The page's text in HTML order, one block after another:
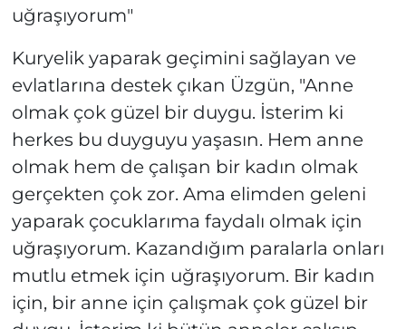
uğraşıyorum"
Kuryelik yaparak geçimini sağlayan ve
evlatlarına destek çıkan Üzgün, "Anne
olmak çok güzel bir duygu. İsterim ki
herkes bu duyguyu yaşasın. Hem anne
olmak hem de çalışan bir kadın olmak
gerçekten çok zor. Ama elimden geleni
yaparak çocuklarıma faydalı olmak için
uğraşıyorum. Kazandığım paralarla onları
mutlu etmek için uğraşıyorum. Bir kadın
için, bir anne için çalışmak çok güzel bir